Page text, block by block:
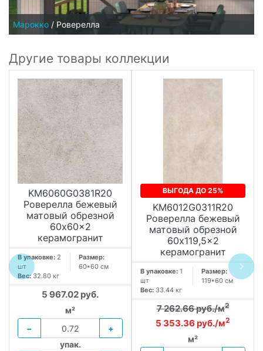
Марокко / Роверелла
Другие товары коллекции
KM6060G0381R20
Роверелла бежевый
матовый обрезной
60x60x2
керамогранит
В упаковке: 2
шт
Размер:
60*60 см
Вес:32.80 кг
5 967.02 руб.
м²
−
+
упак.
ВЫГОДА ДО 25%
KM6012G0311R20
Роверелла бежевый
матовый обрезной
60x119,5x2
керамогранит
В упаковке: 1
шт
Размер:
119*60 см
Вес: 33.44 кг
7 262.66 руб./м2
5 353.36 руб./м2
м²